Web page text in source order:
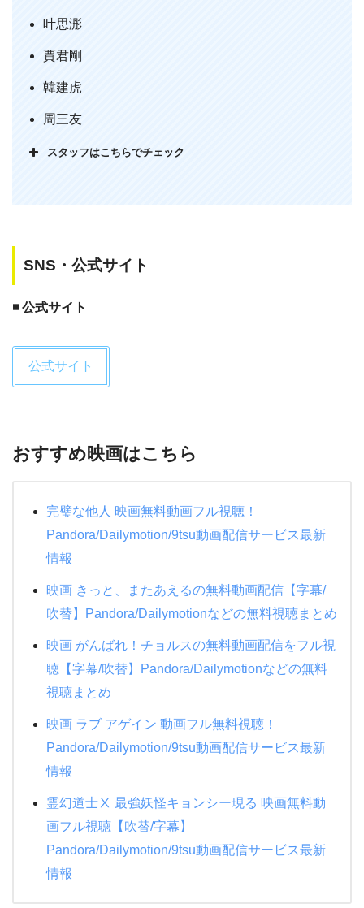
『霊幻道士X 最強妖怪キョンシー現る』
ーがホロリとさせる。
叶思浵
賈君剛
韓建虎
周三友
スタッフはこちらでチェック
SNS・公式サイト
◾️ 公式サイト
公式サイト
おすすめ映画はこちら
完璧な他人 映画無料動画フル視聴！
Pandora/Dailymotion/9tsu動画配信サービス最新
情報
映画 きっと、またあえるの無料動画配信【字幕/
吹替】Pandora/Dailymotionなどの無料視聴まとめ
映画 がんばれ！チョルスの無料動画配信をフル視
聴【字幕/吹替】Pandora/Dailymotionなどの無料
視聴まとめ
映画 ラブ アゲイン 動画フル無料視聴！
Pandora/Dailymotion/9tsu動画配信サービス最新
情報
霊幻道士Ⅹ 最強妖怪キョンシー現る 映画無料動
画フル視聴【吹替/字幕】
Pandora/Dailymotion/9tsu動画配信サービス最新
情報